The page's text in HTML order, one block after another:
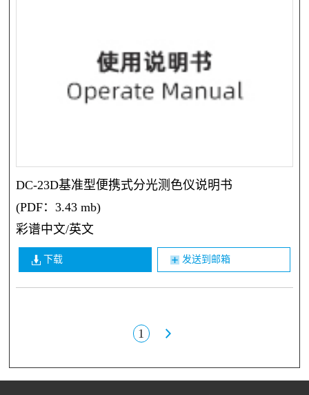
DC-23D基准型便携式分光测色仪说明书
(PDF：3.43 mb)
彩谱中文/英文
下载 发送到邮箱
1